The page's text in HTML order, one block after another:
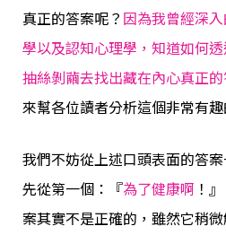
真正的答案呢？ 因為我曾經深
學以及認知心理學，知道如何
抽絲剝繭去找出藏在內心真正
來幫各位讀者分析這個非常有趣
我們不妨從上述口頭表面的答
先從第一個：『為了健康啊 ！
案其實不是正確的，雖然它稍